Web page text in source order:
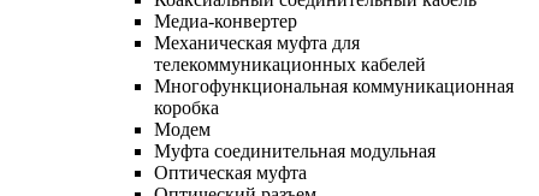
Медиа-конвертер
Механическая муфта для
телекоммуникационных кабелей
Многофункциональная коммуникационная
коробка
Модем
Муфта соединительная модульная
Оптическая муфта